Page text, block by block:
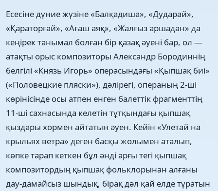
Есесіне дүние жүзіне «Балқадиша», «Дударай»,
«Қараторғай», «Ағаш аяқ», «Жалғыз аршадан» да
кеңірек танымал болған бір қазақ әуені бар, ол —
атақты орыс композиторы Александр Бородиннің
белгілі «Князь Игорь» операсындағы «Қыпшақ биі»
(«Половецкие пляски»), дәлірегі, операның 2-ші
көрінісінде осы атпен енген балеттік фрагменттің
11-ші сахнасында келетін тұтқындағы қыпшақ
қыздары хормен айтатын әуен. Кейін «Улетай на
крыльях ветра» деген басқы жолымен аталып,
көпке тарап кеткен бұл әнді арғы тегі қыпшақ
композитордың қыпшақ фольклорынан алғаны
дау-дамайсыз шындық, бірақ дәл қай елде тұратын